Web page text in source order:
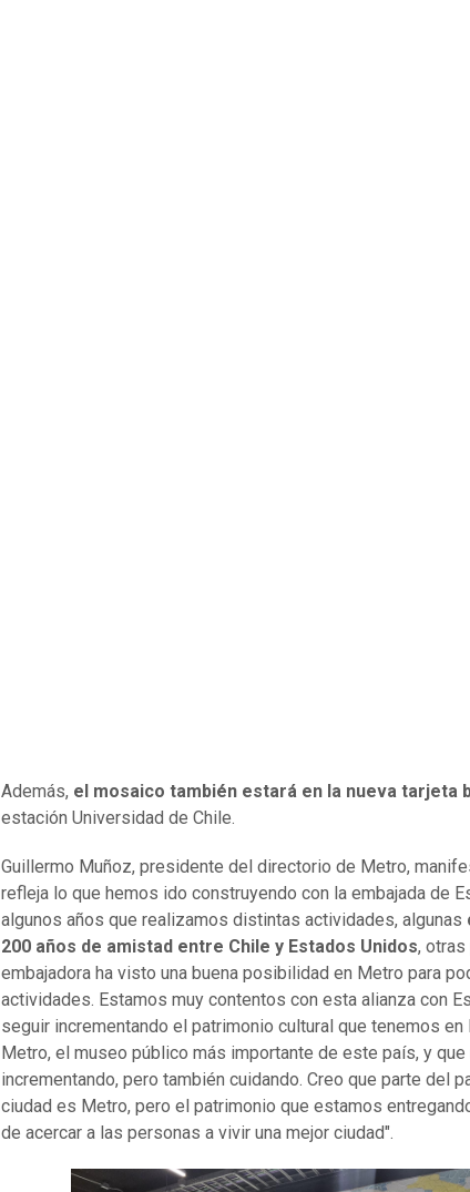
Además, el mosaico también estará en la nueva tarjeta
estación Universidad de Chile.
Guillermo Muñoz, presidente del directorio de Metro,
refleja lo que hemos ido construyendo con la embajada de
algunos años que realizamos distintas actividades, algunas
200 años de amistad entre Chile y Estados Unidos, otras
embajadora ha visto una buena posibilidad en Metro para
actividades. Estamos muy contentos con esta alianza con
seguir incrementando el patrimonio cultural que tenemos
Metro, el museo público más importante de este país, y
incrementando, pero también cuidando. Creo que parte del
ciudad es Metro, pero el patrimonio que estamos
de acercar a las personas a vivir una mejor ciudad".